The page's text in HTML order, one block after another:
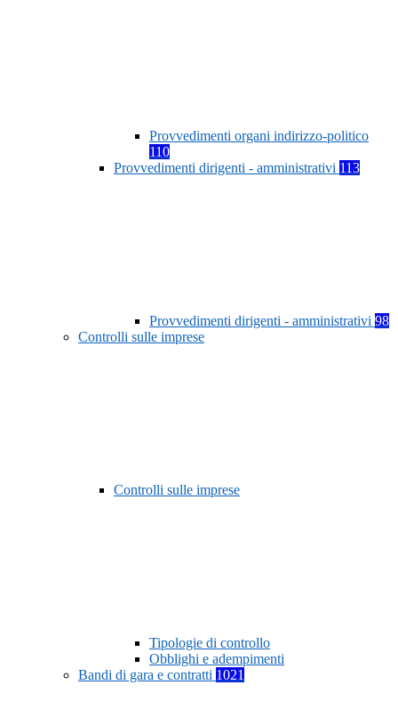
Provvedimenti organi indirizzo-politico
110
Provvedimenti dirigenti - amministrativi 113
Provvedimenti dirigenti - amministrativi 98
Controlli sulle imprese
Controlli sulle imprese
Tipologie di controllo
Obblighi e adempimenti
Bandi di gara e contratti 1021